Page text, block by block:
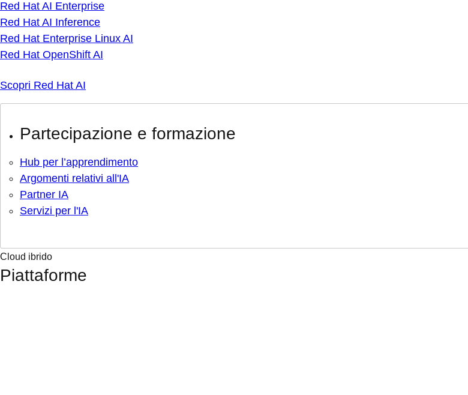
Red Hat AI Enterprise
Red Hat AI Inference
Red Hat Enterprise Linux AI
Red Hat OpenShift AI
Scopri Red Hat AI
Partecipazione e formazione
Hub per l’apprendimento
Argomenti relativi all'IA
Partner IA
Servizi per l'IA
Cloud ibrido
Piattaforme